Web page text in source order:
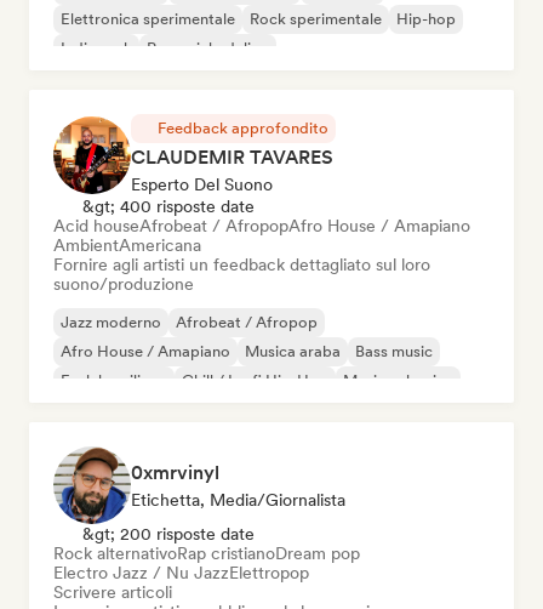
Elettronica sperimentale
Rock sperimentale
Hip-hop
Indie rock
Pop psichedelico
Feedback approfondito
CLAUDEMIR TAVARES
Esperto Del Suono
&gt; 400 risposte date
Acid houseAfrobeat / AfropopAfro House / Amapiano
AmbientAmericana
Fornire agli artisti un feedback dettagliato sul loro
suono/produzione
Jazz moderno
Afrobeat / Afropop
Afro House / Amapiano
Musica araba
Bass music
Funk brasiliano
Chill / Lo-fi Hip-Hop Musica classica
0xmrvinyl
Etichetta, Media/Giornalista
&gt; 200 risposte date
Rock alternativoRap cristianoDream pop
Electro Jazz / Nu JazzElettropop
Scrivere articoli